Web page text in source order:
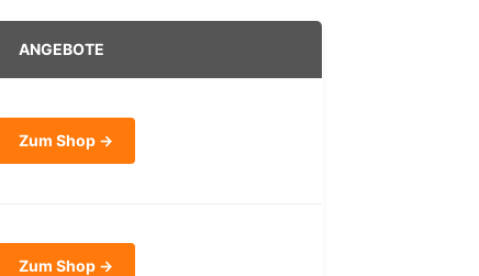
ANGEBOTE
Zum Shop →
Zum Shop →